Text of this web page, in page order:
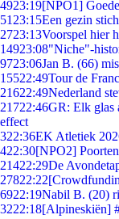
4923:19[NPO1]
51 23:15Een gezin
2723:13Voorspel hier
14923:08"Niche"-
9723:06Jan B. (66)
15522:49Tour de
21622:49Nederland
21722:46GR: Elk glas
effect
322:36EK Atletiek
422:30[NPO2]
21422:29De
27822:22
6922:19Nabil B. (20)
3222:18[Alpineskiën]